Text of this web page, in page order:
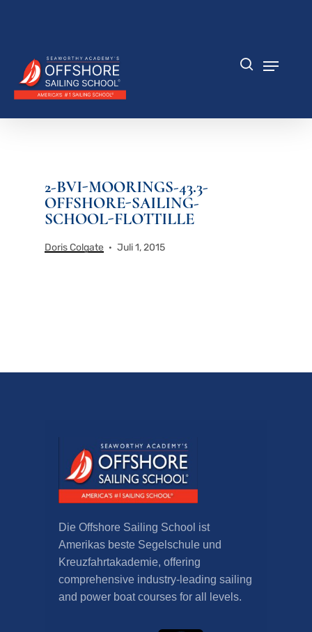
2-BVI-MOORINGS-43.3-
OFFSHORE-SAILING-
SCHOOL-FLOTTILLE
Doris Colgate Juli 1, 2015
Die Offshore Sailing School ist
Amerikas beste Segelschule und
Kreuzfahrtakademie, offering
comprehensive industry-leading sailing
and power boat courses for all levels.